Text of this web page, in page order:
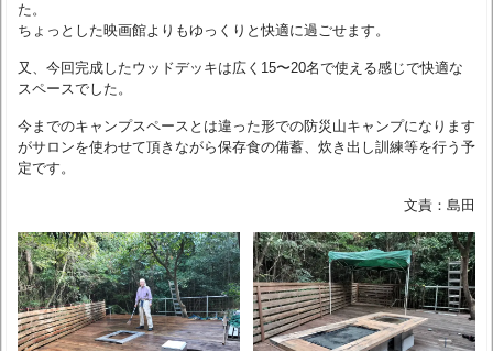
た。
ちょっとした映画館よりもゆっくりと快適に過ごせます。
又、今回完成したウッドデッキは広く15〜20名で使える感じで快適な
スペースでした。
今までのキャンプスペースとは違った形での防災山キャンプになります
がサロンを使わせて頂きながら保存食の備蓄、炊き出し訓練等を行う予
定です。
文責：島田